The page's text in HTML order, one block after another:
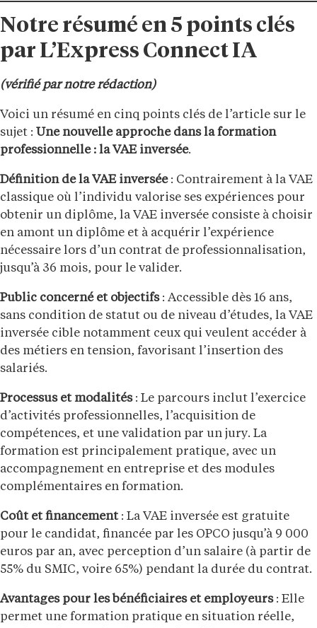
Notre résumé en 5 points clés
par L’Express Connect IA
(vérifié par notre rédaction)
Voici un résumé en cinq points clés de l’article sur le
sujet : Une nouvelle approche dans la formation
professionnelle : la VAE inversée.
Définition de la VAE inversée: Contrairement à la VAE
classique où l’individu valorise ses expériences pour
obtenir un diplôme, la VAE inversée consiste à choisir
en amont un diplôme et à acquérir l’expérience
nécessaire lors d’un contrat de professionnalisation,
jusqu’à 36 mois, pour le valider.
Public concerné et objectifs: Accessible dès 16 ans,
sans condition de statut ou de niveau d’études, la VAE
inversée cible notamment ceux qui veulent accéder à
des métiers en tension, favorisant l’insertion des
salariés.
Processus et modalités: Le parcours inclut l’exercice
d’activités professionnelles, l’acquisition de
compétences, et une validation par un jury. La
formation est principalement pratique, avec un
accompagnement en entreprise et des modules
complémentaires en formation.
Coût et financement: La VAE inversée est gratuite
pour le candidat, financée par les OPCO jusqu’à 9 000
euros par an, avec perception d’un salaire (à partir de
55% du SMIC, voire 65%) pendant la durée du contrat.
Avantages pour les bénéficiaires et employeurs: Elle
permet une formation pratique en situation réelle,